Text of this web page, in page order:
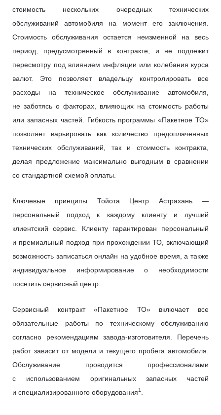
стоимость нескольких очередных технических
обслуживаний автомобиля на момент его заключения.
Стоимость обслуживания остается неизменной на весь
период, предусмотренный в контракте, и не подлежит
пересмотру под влиянием инфляции или колебания курса
валют. Это позволяет владельцу контролировать все
расходы на техническое обслуживание автомобиля,
не заботясь о факторах, влияющих на стоимость работы
или запасных частей. Гибкость программы «Пакетное ТО»
позволяет варьировать как количество предоплаченных
технических обслуживаний, так и стоимость контракта,
делая предложение максимально выгодным в сравнении
со стандартной схемой оплаты.
Ключевые принципы Тойота Центр Астрахань —
персональный подход к каждому клиенту и лучший
клиентский сервис. Клиенту гарантирован персональный
и премиальный подход при прохождении ТО, включающий
возможность записаться онлайн на удобное время, а также
индивидуальное информирование о необходимости
посетить сервисный центр.
Сервисный контракт «Пакетное ТО» включает все
обязательные работы по техническому обслуживанию
согласно рекомендациям завода-изготовителя. Перечень
работ зависит от модели и текущего пробега автомобиля.
Обслуживание проводится профессионалами
с использованием оригинальных запасных частей
и специализированного оборудования1